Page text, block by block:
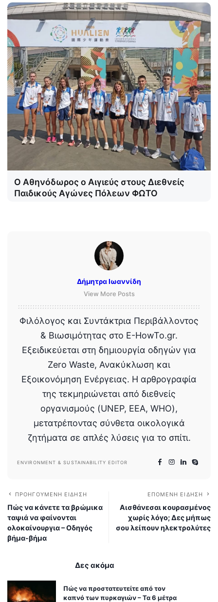
Ο Αθηνόδωρος ο Αιγιεύς στους Διεθνείς
Παιδικούς Αγώνες Πόλεων ΦΩΤΟ
Δήμητρα Ιωαννίδη
View More Posts
Φιλόλογος και Συντάκτρια Περιβάλλοντος
& Βιωσιμότητας στο E-HowTo.gr.
Εξειδικεύεται στη δημιουργία οδηγών για
Zero Waste, Ανακύκλωση και
Εξοικονόμηση Ενέργειας. Η αρθρογραφία
της τεκμηριώνεται από διεθνείς
οργανισμούς (UNEP, EEA, WHO),
μετατρέποντας σύνθετα οικολογικά
ζητήματα σε απλές λύσεις για το σπίτι.
ENVIRONMENT & SUSTAINABILITY EDITOR
ΠΡΟΗΓΟΎΜΕΝΗ ΕΊΔΗΣΗ
Πώς να κάνετε τα βρώμικα
ταψιά να φαίνονται
ολοκαίνουργια – Οδηγός
βήμα-βήμα
ΕΠΌΜΕΝΗ ΕΊΔΗΣΗ
Αισθάνεσαι κουρασμένος
χωρίς λόγο; Δες μήπως
σου λείπουν ηλεκτρολύτες
Δες ακόμα
Πώς να προστατευτείτε από τον
καπνό των πυρκαγιών – Τα 6 μέτρα